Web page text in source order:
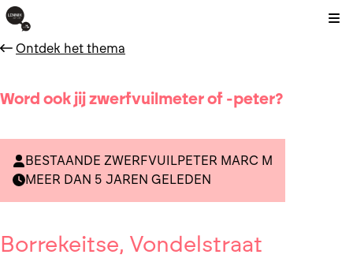
Ontdek het thema
Word ook jij zwerfvuilmeter of -peter?
BESTAANDE ZWERFVUILPETER MARC M
MEER DAN 5 JAREN GELEDEN
Borrekeitse, Vondelstraat